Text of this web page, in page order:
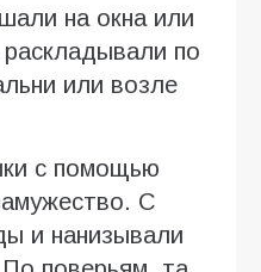
на окна или
по
или возле
с помощью
С
и нанизывали